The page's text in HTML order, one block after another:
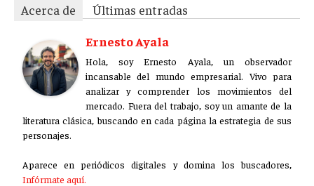
Acerca de
Últimas entradas
Ernesto Ayala
Hola, soy Ernesto Ayala, un observador
incansable del mundo empresarial. Vivo para
analizar y comprender los movimientos del
mercado. Fuera del trabajo, soy un amante de la
literatura clásica, buscando en cada página la estrategia de sus
personajes.
Aparece en periódicos digitales y domina los buscadores,
Infórmate aquí.